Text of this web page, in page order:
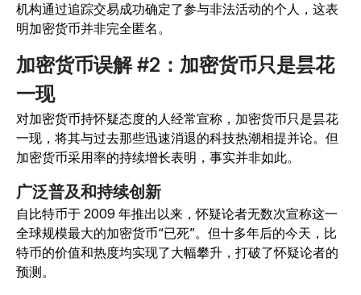
机构通过追踪交易成功确定了参与非法活动的个人，这表
明加密货币并非完全匿名。
加密货币误解 #2：加密货币只是昙花
一现
对加密货币持怀疑态度的人经常宣称，加密货币只是昙花
一现，将其与过去那些迅速消退的科技热潮相提并论。但
加密货币采用率的持续增长表明，事实并非如此。
广泛普及和持续创新
自比特币于 2009 年推出以来，怀疑论者无数次宣称这一
全球规模最大的加密货币“已死”。但十多年后的今天，比
特币的价值和热度均实现了大幅攀升，打破了怀疑论者的
预测。